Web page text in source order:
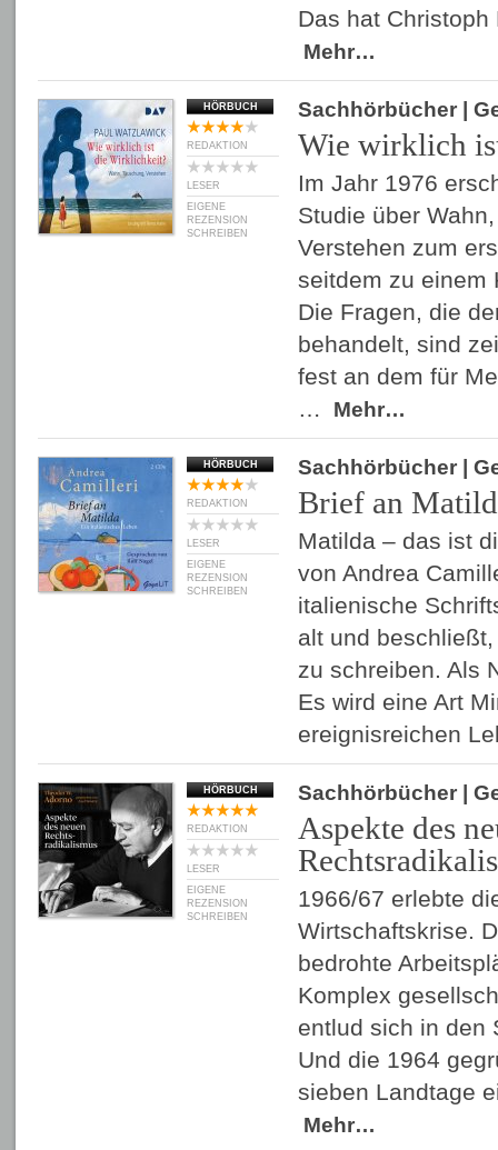
Das hat
Mehr…
HÖRBUCH
REDAKTION
LESER
EIGENE
REZENSION
SCHREIBEN
Sachhörbücher |
Wie wirklich
Im Jahr 1976
Studie über
Verstehen zum
seitdem zu einem
Die Fragen, die
behandelt, sind
fest an dem für
…
Mehr…
HÖRBUCH
REDAKTION
LESER
EIGENE
REZENSION
SCHREIBEN
Sachhörbücher |
Brief an
Matilda – das ist
von Andrea
italienische
alt und
zu schreiben. Als
Es wird eine Art
ereignisreichen
HÖRBUCH
REDAKTION
LESER
EIGENE
REZENSION
SCHREIBEN
Sachhörbücher |
Aspekte des
1966/67 erlebte
Wirtschaftskrise.
bedrohte
Komplex
entlud sich in den
Und die 1964
sieben Landtage
Mehr…